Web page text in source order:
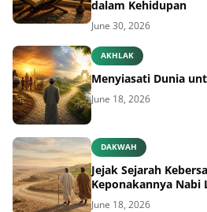
June 30, 2026
Menyiasati Dunia
June 18, 2026
Jejak Sejarah
Keponakannya Nabi
June 18, 2026